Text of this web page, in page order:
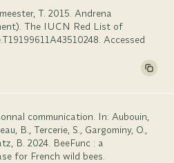
T. 2015. Andrena
The IUCN Red List of
Accessed
communication. In: Aubouin,
B., Tercerie, S., Gargominy, O.,
B. 2024. BeeFunc : a
for French wild bees.